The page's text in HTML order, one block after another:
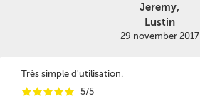
Jeremy,
Lustin
29 november 2017
Très simple d'utilisation.
iiiii 5/5